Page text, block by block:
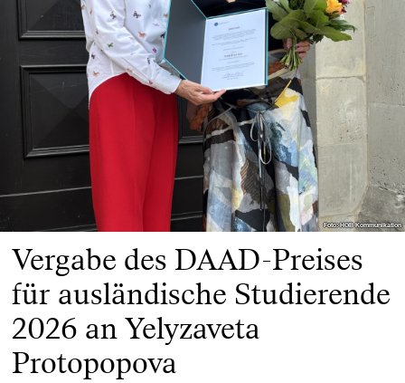
Foto: HGB Kommunikation
Foto: HGB Kommunikation
Vergabe des DAAD-Preises
für ausländische Studierende
2026 an Yelyzaveta
Protopopova